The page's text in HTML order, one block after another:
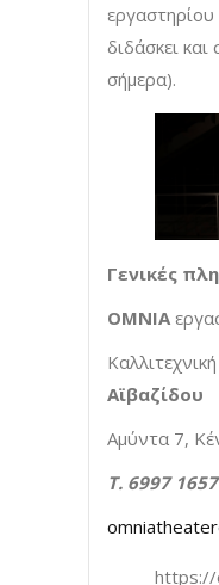
διδάσκει
σήμερα).
Γενικές
ΟΜΝΙΑ
Αϊβαζίδου
Αμύντα 7,
T. 6997
https://